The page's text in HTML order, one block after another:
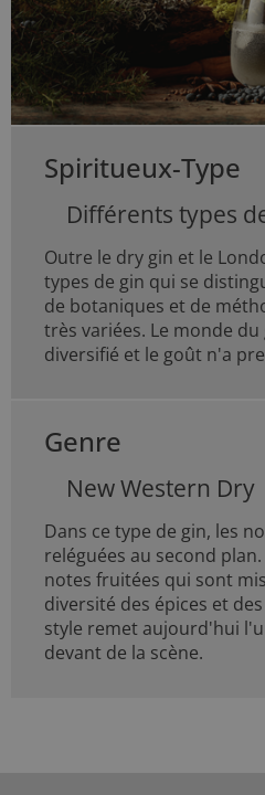
Spiritueux-Type
Différents types
Outre le dry gin et le
types de gin qui se
de botaniques et de
très variées. Le monde
diversifié et le goût n'a
Genre
New Western Dry
Dans ce type de gin, les
reléguées au second
notes fruitées qui sont
diversité des épices et
style remet aujourd'hui
devant de la scène.